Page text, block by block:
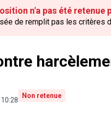
n'a pas été retenue
de remplit pas les critères
Non retenue